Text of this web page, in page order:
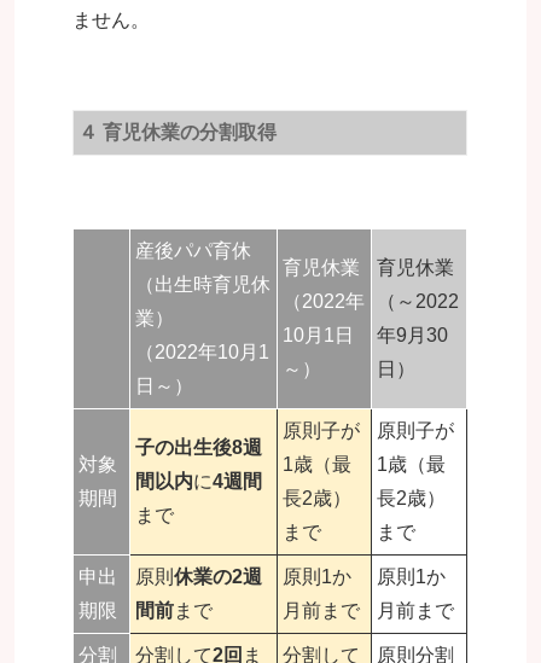
ません。
４ 育児休業の分割取得
産後パパ育休
（出生時育児休
業）
（2022年10月1
日～）
育児休業
（2022年
10月1日
～）
育児休業
（～2022
年9月30
日）
対象
期間
子の出生後8週
間以内に4週間
まで
原則子が
1歳（最
長2歳）
まで
原則子が
1歳（最
長2歳）
まで
申出
期限
原則休業の2週
間前まで
原則1か
月前まで
原則1か
月前まで
分割
分割して2回 ま
分割して
原則分割